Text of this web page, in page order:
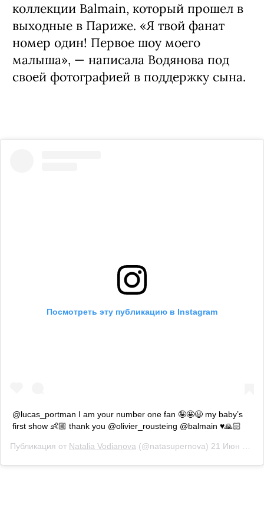
коллекции Balmain, который прошел в
выходные в Париже. «Я твой фанат
номер один! Первое шоу моего
малыша», — написала Водянова под
своей фотографией в поддержку сына.
Посмотреть эту публикацию в Instagram
@lucas_portman I am your number one fan 🤪🤩😃 my baby’s
first show 👶🏼 thank you @olivier_rousteing @balmain ♥️🙏🏻
Публикация от Natalia Vodianova (@natasupernova) 21 Июн 2019 в 1:25 PDT